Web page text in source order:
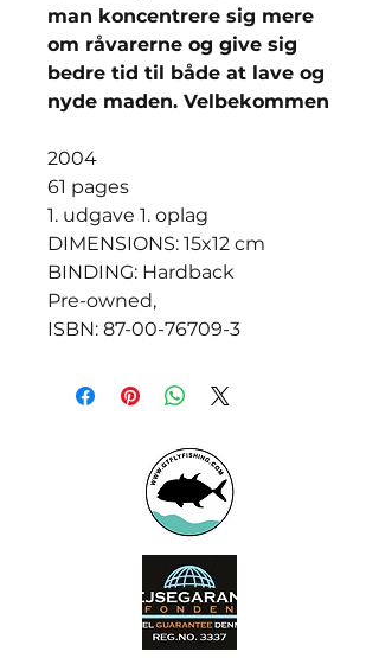
man koncentrere sig mere
om råvarerne og give sig
bedre tid til både at lave og
nyde maden. Velbekommen
2004
61 pages
1. udgave 1. oplag
DIMENSIONS: 15x12 cm
BINDING: Hardback
Pre-owned,
ISBN: 87-00-76709-3